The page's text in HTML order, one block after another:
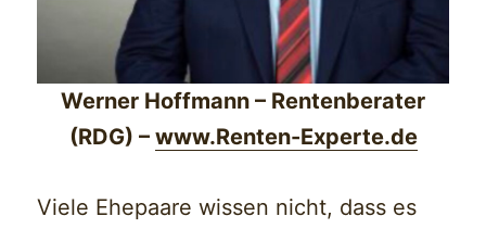
Werner Hoffmann – Rentenberater
(RDG) – www.Renten-Experte.de
Viele Ehepaare wissen nicht, dass es